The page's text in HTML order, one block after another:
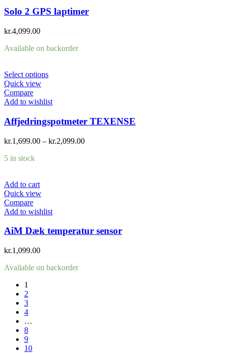
Solo 2 GPS laptimer
kr.4,099.00
Available on backorder
Select options
Quick view
Compare
Add to wishlist
Affjedringspotmeter TEXENSE
kr.1,699.00 – kr.2,099.00
5 in stock
Add to cart
Quick view
Compare
Add to wishlist
AiM Dæk temperatur sensor
kr.1,099.00
Available on backorder
1
2
3
4
…
8
9
10